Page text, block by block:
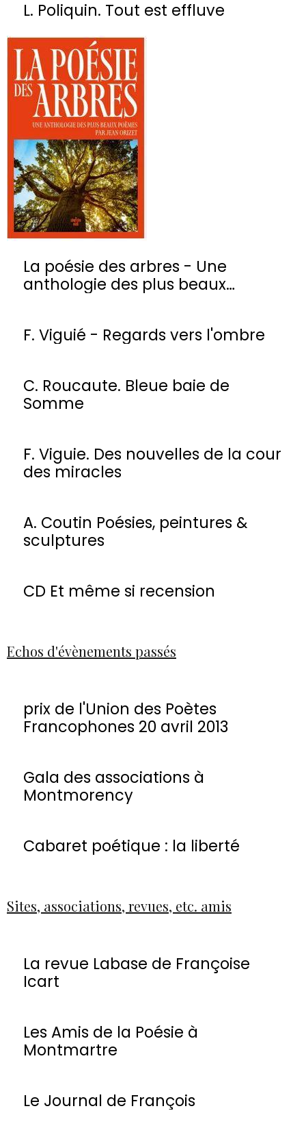
L. Poliquin. Tout est effluve
La poésie des arbres - Une
anthologie des plus beaux
F. Viguié - Regards vers l'ombre
C. Roucaute. Bleue baie de
Somme
F. Viguie. Des nouvelles de la cour
des miracles
A. Coutin Poésies, peintures &
sculptures
CD Et même si recension
Echos d'évènements passés
prix de l'Union des Poètes
Francophones 20 avril 2013
Gala des associations à
Montmorency
Cabaret poétique : la liberté
Sites, associations, revues, etc. amis
La revue Labase de Françoise
Icart
Les Amis de la Poésie à
Montmartre
Le Journal de François